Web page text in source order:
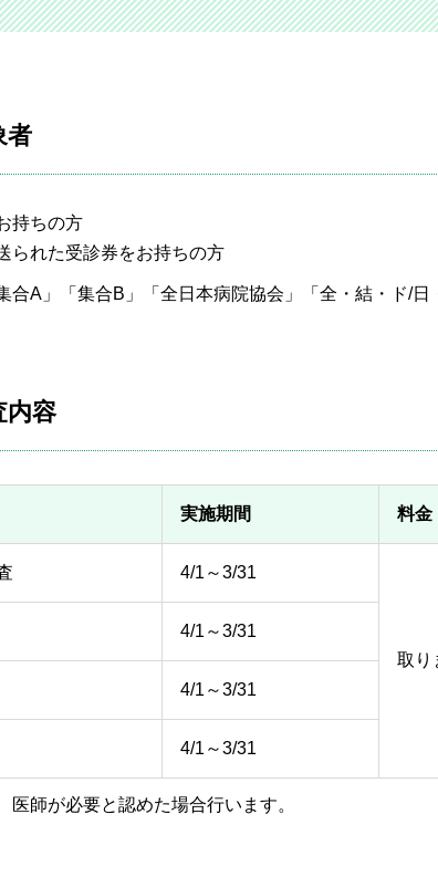
科
ック 脳ドック
研修 専攻医（後期臨
者
持ちの方
られた受診券をお持ちの方
合A」「集合B」「全日本病院協会」「全・結・ド/日
内容
実施期間 料金
4/1～3/31
取り
4/1～3/31
4/1～3/31
4/1～3/31
医師が必要と認めた場合行います。